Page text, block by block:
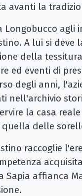
avanti la
Longobucco agli
A lui si
della
ed eventi di
degli anni,
nell'archivio
la casa
delle
raccoglie
Sapia affianca